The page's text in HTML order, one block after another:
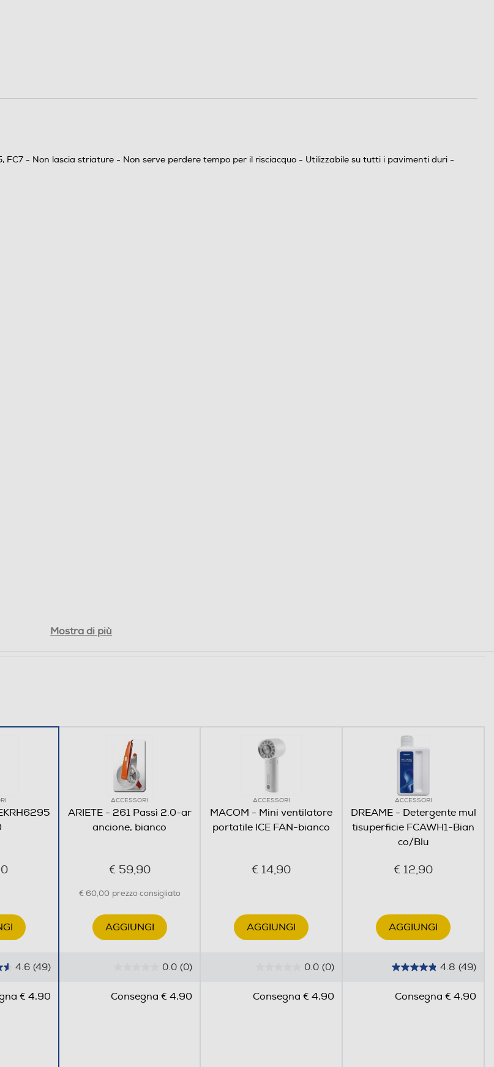
- Non lascia striature - Non serve perdere tempo per il risciacquo - Utilizzabile su tutti i pavimenti duri -
Mostra di più
ACCESSORI
ARIETE - 261 Passì 2.0-ar
ancione, bianco
€ 59,90
€ 60,00 prezzo consigliato
AGGIUNGI
ACCESSORI
MACOM - Mini ventilatore
portatile ICE FAN-bianco
€ 14,90
AGGIUNGI
ACCESSORI
DREAME - Detergente mul
tisuperficie FCAWH1-Bian
co/Blu
€ 12,90
AGGIUNGI
4.6 (49) 0.0 (0) 0.0 (0) 4.8 (49)
€ 4,90 Consegna € 4,90 Consegna € 4,90 Consegna € 4,90